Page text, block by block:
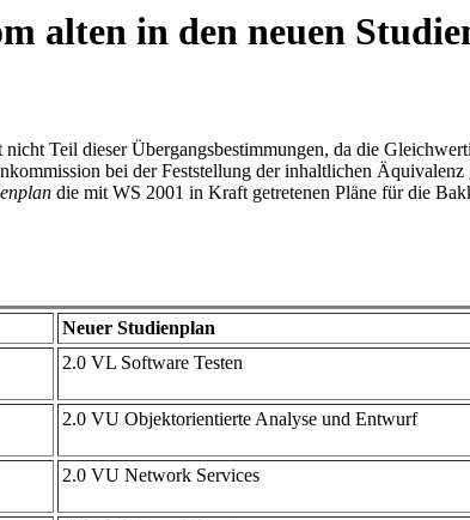
alten in den neuen
Teil dieser Übergangsbestimmungen, da die
bei der Feststellung der inhaltlichen
die mit WS 2001 in Kraft getretenen Pläne für die
Neuer Studienplan
2.0 VL Software Testen
2.0 VU Objektorientierte Analyse und Entwurf
2.0 VU Network Services